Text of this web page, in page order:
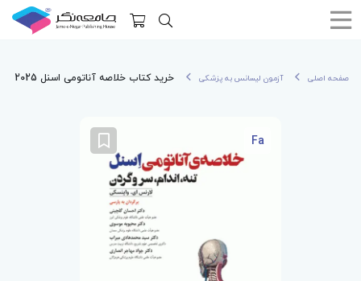
صفحه اصلی آزمون لیسانس به پزشکی خرید کتاب خلاصه‌ آناتومی اسنل 2025 تنه، اندام، سر و گردن
Fa